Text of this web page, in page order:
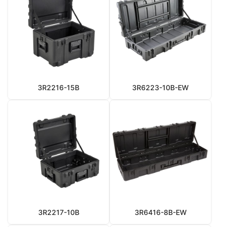
3R2216-15B 3R6223-10B-EW
3R2217-10B 3R6416-8B-EW